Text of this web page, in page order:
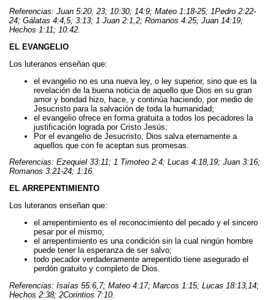
Referencias: Juan 5:20, 23; 10:30; 14:9; Mateo 1:18-25; 1Pedro 2:22-
24; Gálatas 4:4,5; 3:13; 1 Juan 2:1,2; Romanos 4:25; Juan 14:19;
Hechos 1:11; 10:42.
EL EVANGELIO
Los luteranos enseñan que:
el evangelio no es una nueva ley, o ley superior, sino que es la
revelación de la buena noticia de aquello que Dios en su gran
amor y bondad hizo, hace, y continúa haciendo, por medio de
Jesucristo para la salvación de toda la humanidad;
el evangelio ofrece en forma gratuita a todos los pecadores la
justificación lograda por Cristo Jesús;
Por el evangelio de Jesucristo, Dios salva eternamente a
aquellos que con fe aceptan sus promesas.
Referencias: Ezequiel 33:11; 1 Timoteo 2:4; Lucas 4:18,19; Juan 3:16;
Romanos 3:21-24; 1:16.
EL ARREPENTIMIENTO
Los luteranos enseñan que:
el arrepentimiento es el reconocimiento del pecado y el sincero
pesar por el mismo;
el arrepentimiento es una condición sin la cual ningún hombre
puede tener la esperanza de ser salvo;
todo pecador verdaderamente arrepentido tiene asegurado el
perdón gratuito y completo de Dios.
Referencias: Isaías 55:6,7; Mateo 4:17; Marcos 1:15; Lucas 18:13,14;
Hechos 2:38; 2Corintios 7:10.